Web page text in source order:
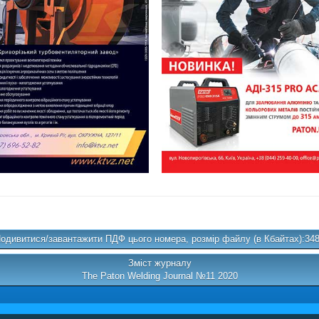
завантажити ПДФ цього номера, розмір файлу (в
Зміст журналу
The Paton Welding Journal №11 2020